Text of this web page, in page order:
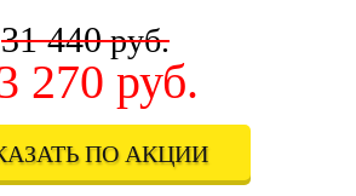
31 440руб.
270 руб.
ПО АКЦИИ